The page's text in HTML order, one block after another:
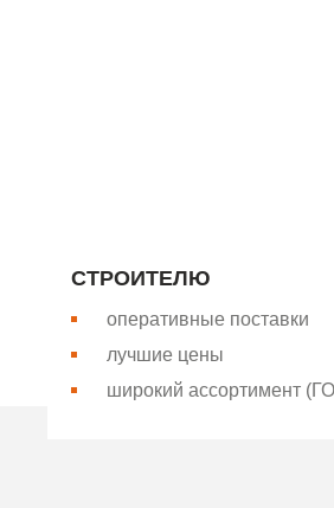
СТРОИТЕЛЮ
оперативные поставки
лучшие цены
широкий ассортимент